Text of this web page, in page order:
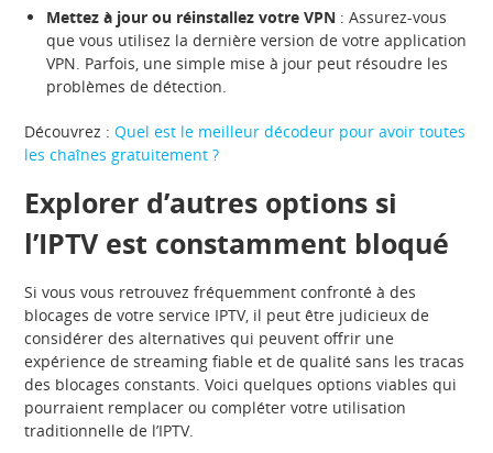
Mettez à jour ou réinstallez votre VPN : Assurez-vous
que vous utilisez la dernière version de votre application
VPN. Parfois, une simple mise à jour peut résoudre les
problèmes de détection.
Découvrez :Quel est le meilleur décodeur pour avoir toutes
les chaînes gratuitement ?
Explorer d’autres options si
l’IPTV est constamment bloqué
Si vous vous retrouvez fréquemment confronté à des
blocages de votre service IPTV, il peut être judicieux de
considérer des alternatives qui peuvent offrir une
expérience de streaming fiable et de qualité sans les tracas
des blocages constants. Voici quelques options viables qui
pourraient remplacer ou compléter votre utilisation
traditionnelle de l’IPTV.